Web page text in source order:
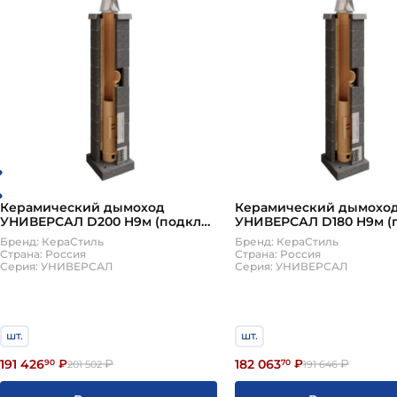
Керамический дымоход
УНИВЕРСАЛ D200 H9м (подкл
90, плита по месту) КераСтиль
Бренд: КераСтиль
Страна: Россия
Серия: УНИВЕРСАЛ
шт.
191 42690 ₽201 502₽
Керамический
УНИВЕРСАЛ D180 H9м
90, плита по месту)
Бренд: КераСтиль
Страна: Россия
Серия: УНИВЕРСАЛ
шт.
182 06370₽191 646₽